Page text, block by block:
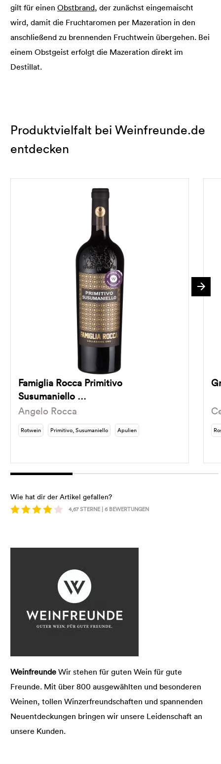
gilt für einen Obstbrand, der zunächst eingemaischt
wird, damit die Fruchtaromen per Mazeration in den
anschließend zu brennenden Fruchtwein übergehen. Bei
einem Obstgeist erfolgt die Mazeration direkt im
Destillat.
Produktvielfalt bei Weinfreunde.de
entdecken
Famiglia Rocca Primitivo
Susumaniello …
Angelo Rocca
Rotwein Primitivo, Susumaniello Apulien
Wie hat dir der Artikel gefallen?
4,67STERNE | 6BEWERTUNGEN
Weinfreunde Wir stehen für guten Wein für gute
Freunde. Mit über 800 ausgewählten und besonderen
Weinen, tollen Winzerfreundschaften und spannenden
Neuentdeckungen bringen wir unsere Leidenschaft an
unsere Kunden.